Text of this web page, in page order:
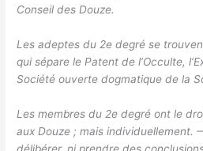
Conseil des Douze.
Les adeptes du 2e degré se
qui sépare le Patent de l’Occulte,
Société ouverte dogmatique de la
Les membres du 2e degré ont le
aux Douze ; mais individuellement.